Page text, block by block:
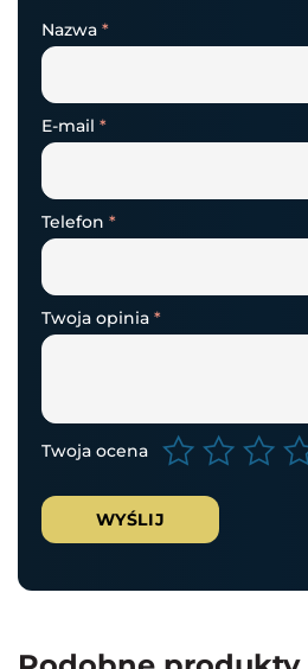
Nazwa *
E-mail *
Telefon *
Twoja ocena
Twoja opinia *